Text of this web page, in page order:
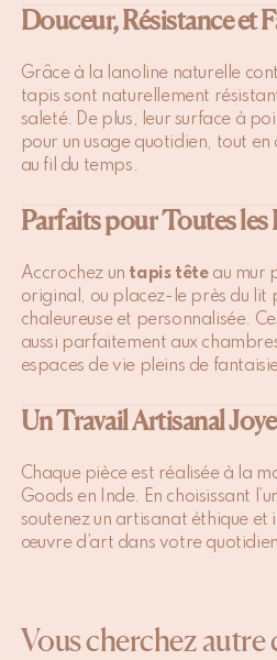
Douceur, Résistance et
Grâce à la lanoline naturelle
tapis sont naturellement
saleté. De plus, leur surface à
pour un usage quotidien, tout
au fil du temps.
Parfaits pour Toutes les
Accrochez un tapis têteau mur
original, ou placez-le près du lit
chaleureuse et personnalisée.
aussi parfaitement aux
espaces de vie pleins de
Un Travail Artisanal
Chaque pièce est réalisée à la
Goods en Inde. En choisissant
soutenez un artisanat éthique
œuvre d’art dans votre
Vous cherchez autre